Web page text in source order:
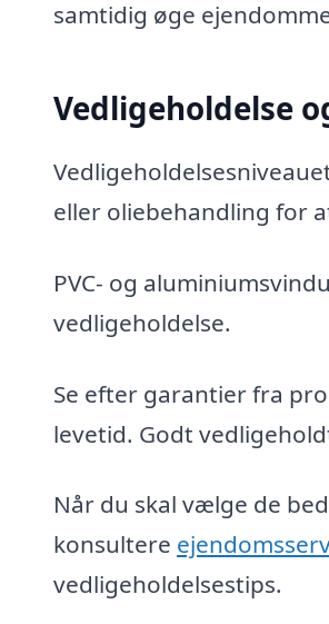
samtidig øge
Vedligeholdelse
eller oliebehandling for
PVC- og
vedligeholdelse.
Se efter garantier fra
levetid. Godt
Når du skal vælge de
konsultere
vedligeholdelsestips.